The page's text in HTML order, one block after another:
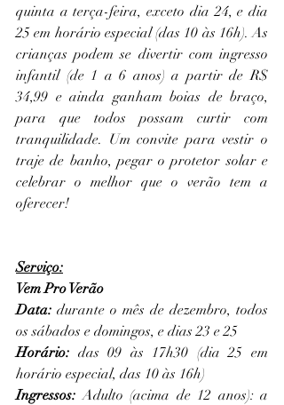
quinta a terça-feira, exceto dia 24, e dia
25 em horário especial (das 10 às 16h). As
crianças podem se divertir com ingresso
infantil (de 1 a 6 anos) a partir de R$
34,99 e ainda ganham boias de braço,
para que todos possam curtir com
tranquilidade. Um convite para vestir o
traje de banho, pegar o protetor solar e
celebrar o melhor que o verão tem a
oferecer!
Serviço:
Vem Pro Verão
Data: durante o mês de dezembro, todos
os sábados e domingos, e dias 23 e 25
Horário: das 09 às 17h30 (dia 25 em
horário especial, das 10 às 16h)
Ingressos: Adulto (acima de 12 anos): a